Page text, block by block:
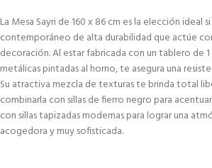
La Mesa Sayri de 160 x 86 cm es la elección ideal
contemporáneo de alta durabilidad que actúe
decoración. Al estar fabricada con un tablero de
metálicas pintadas al horno, te asegura una
Su atractiva mezcla de texturas te brinda total
combinarla con sillas de fierro negro para
con sillas tapizadas modernas para lograr una
acogedora y muy sofisticada.